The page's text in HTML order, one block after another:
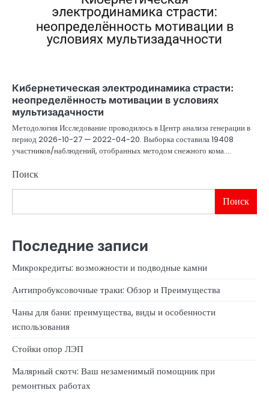
Кибернетическая электродинамика страсти:
неопределённость мотивации в условиях
мультизадачности
Методология Исследование проводилось в Центр анализа генерации в
период 2026-10-27 — 2022-04-20. Выборка составила 19408
участников/наблюдений, отобранных методом снежного кома.…
Поиск
Поиск
Последние записи
Микрокредиты: возможности и подводные камни
Антипробуксовочные траки: Обзор и Преимущества
Чаны для бани: преимущества, виды и особенности
использования
Стойки опор ЛЭП
Малярный скотч: Ваш незаменимый помощник при
ремонтных работах